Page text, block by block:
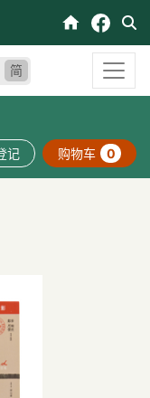
简
记 购物车 0